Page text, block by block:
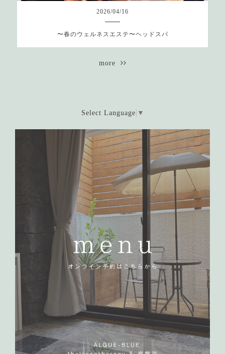
2026/04/16
〜春のウェルネスエステ〜ヘッドスパ
more
Select Language ▼